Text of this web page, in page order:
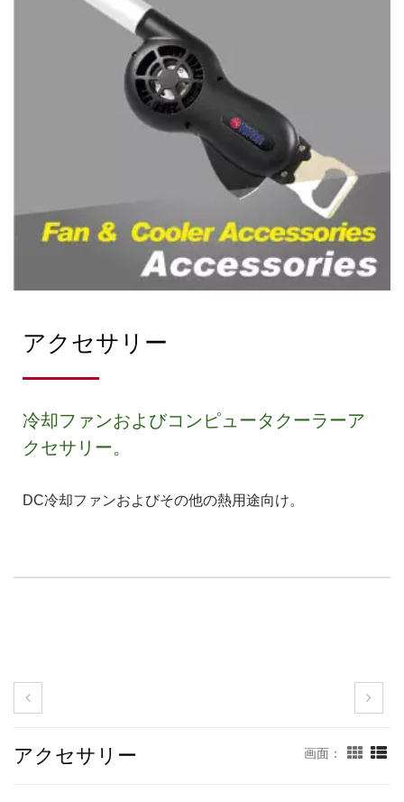
アクセサリー
冷却ファンおよびコンピュータクーラーア
クセサリー。
DC冷却ファンおよびその他の熱用途向け。
アクセサリー 画面：